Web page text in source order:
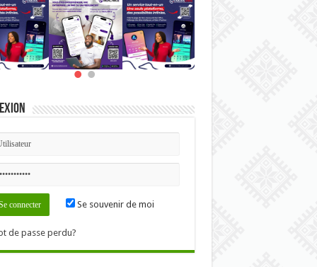
Se souvenir de moi
de passe perdu?